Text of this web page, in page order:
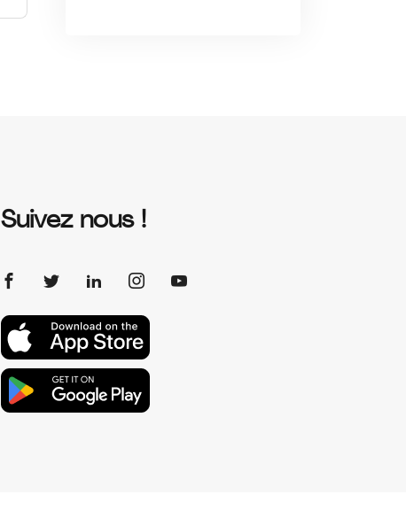
Suivez nous !